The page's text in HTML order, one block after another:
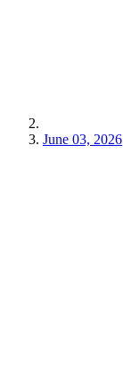
June 03, 2026